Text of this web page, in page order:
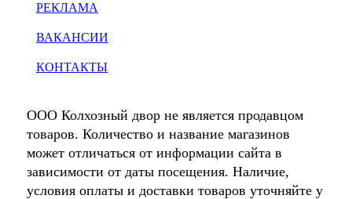
РЕКЛАМА
ВАКАНСИИ
КОНТАКТЫ
ООО Колхозный двор не является продавцом
товаров. Количество и название магазинов
может отличаться от информации сайта в
зависимости от даты посещения. Наличие,
условия оплаты и доставки товаров уточняйте у